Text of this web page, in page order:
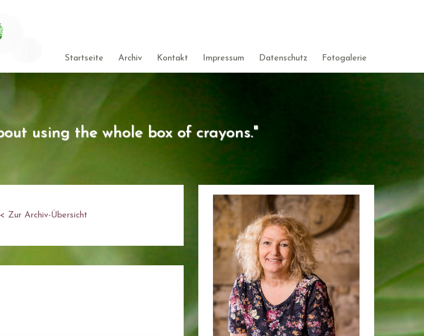
Startseite Archiv Kontakt Impressum Datenschutz Fotogalerie
using the whole box of crayons."
Zur Archiv-Übersicht